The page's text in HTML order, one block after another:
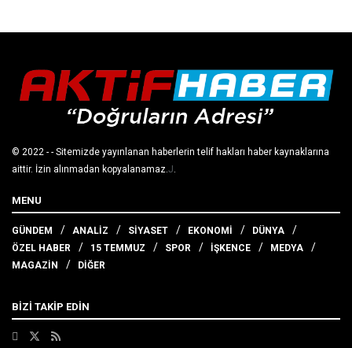
© 2022 - - Sitemizde yayınlanan haberlerin telif hakları haber kaynaklarına
aittir. İzin alınmadan kopyalanamaz.J.
MENU
GÜNDEM ANALİZ SİYASET EKONOMİ
DÜNYA
ÖZEL HABER
15 TEMMUZ SPOR İŞKENCE
MEDYA
MAGAZİN
DİĞER
BİZİ TAKİP EDİN